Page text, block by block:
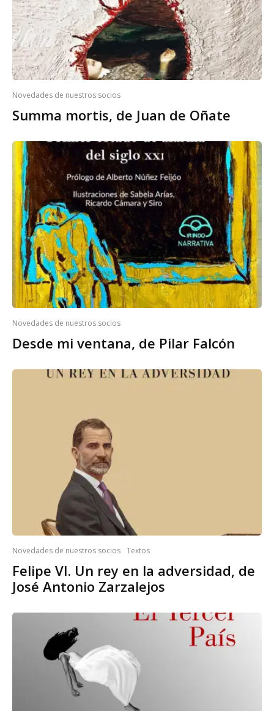
Novedades de nuestros socios
Summa mortis, de Juan de Oñate
Novedades de nuestros socios
Desde mi ventana, de Pilar Falcón
Novedades de nuestros socios Textos
Felipe VI. Un rey en la adversidad, de
José Antonio Zarzalejos